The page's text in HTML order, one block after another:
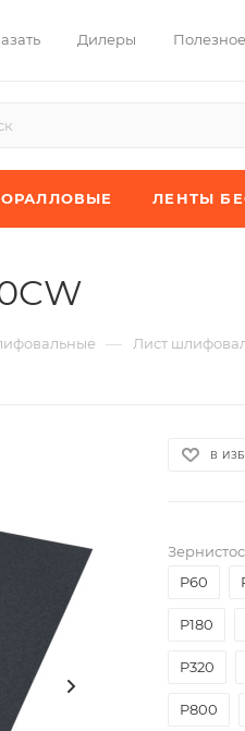
Дилеры Полезное
ЛЕНТЫ
— Лист
В
P60
P180
P320
P800